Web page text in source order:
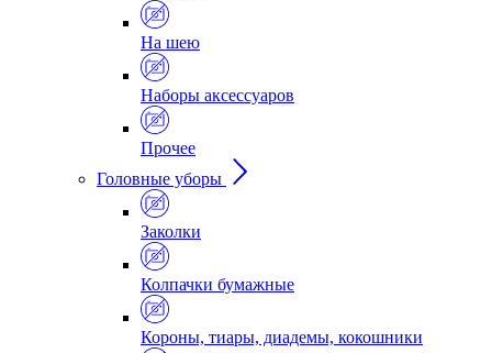
На шею
Наборы аксессуаров
Прочее
Головные уборы
Заколки
Колпачки бумажные
Короны, тиары, диадемы, кокошники